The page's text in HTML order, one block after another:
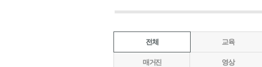
전체 교육
매거진 영상